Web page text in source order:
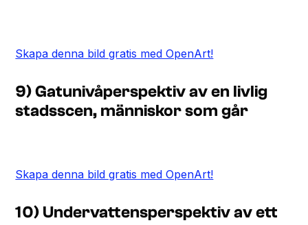
Skapa denna bild gratis med OpenArt!
9) Gatunivåperspektiv av en livlig
stadsscen, människor som går
Skapa denna bild gratis med OpenArt!
10) Undervattensperspektiv av ett